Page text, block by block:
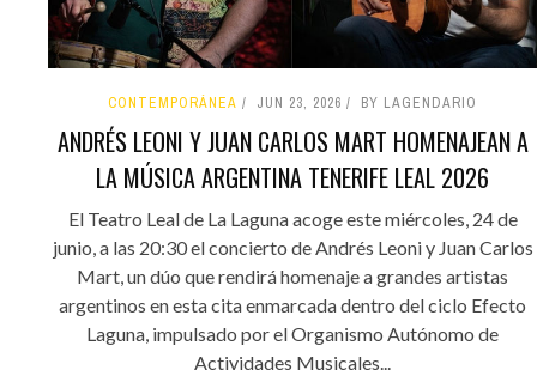
CONTEMPORÁNEA JUN 23, 2026 BY LAGENDARIO
ANDRÉS LEONI Y JUAN CARLOS MART HOMENAJEAN A
LA MÚSICA ARGENTINA TENERIFE LEAL 2026
El Teatro Leal de La Laguna acoge este miércoles, 24 de
junio, a las 20:30 el concierto de Andrés Leoni y Juan Carlos
Mart, un dúo que rendirá homenaje a grandes artistas
argentinos en esta cita enmarcada dentro del ciclo Efecto
Laguna, impulsado por el Organismo Autónomo de
Actividades Musicales...